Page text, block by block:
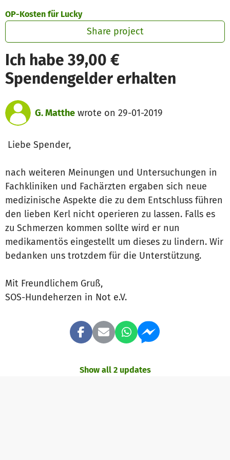
OP-Kosten für Lucky
Share project
Ich habe 39,00 €
Spendengelder erhalten
G. Matthe wrote on 29-01-2019
Liebe Spender,
nach weiteren Meinungen und Untersuchungen in
Fachkliniken und Fachärzten ergaben sich neue
medizinische Aspekte die zu dem Entschluss führen
den lieben Kerl nicht operieren zu lassen. Falls es
zu Schmerzen kommen sollte wird er nun
medikamentös eingestellt um dieses zu lindern. Wir
bedanken uns trotzdem für die Unterstützung.
Mit Freundlichem Gruß,
SOS-Hundeherzen in Not e.V.
Show all 2 updates